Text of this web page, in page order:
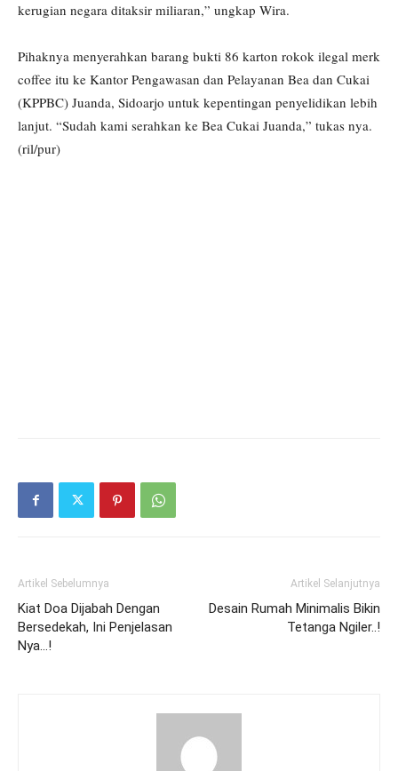
kerugian negara ditaksir miliaran,” ungkap Wira.
Pihaknya menyerahkan barang bukti 86 karton rokok ilegal merk
coffee itu ke Kantor Pengawasan dan Pelayanan Bea dan Cukai
(KPPBC) Juanda, Sidoarjo untuk kepentingan penyelidikan lebih
lanjut. “Sudah kami serahkan ke Bea Cukai Juanda,” tukas nya.
(ril/pur)
Artikel Sebelumnya
Kiat Doa Dijabah Dengan
Bersedekah, Ini Penjelasan
Nya…!
Artikel Selanjutnya
Desain Rumah Minimalis Bikin
Tetanga Ngiler..!